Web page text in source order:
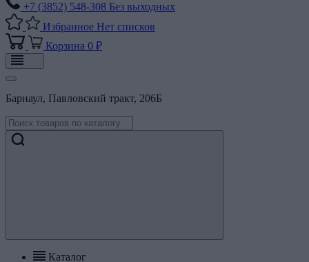
+7 (3852) 548-308 Без выходных
Избранное Нет списков
Корзина 0 ₽
Барнаул, Павловский тракт, 206Б
Каталог